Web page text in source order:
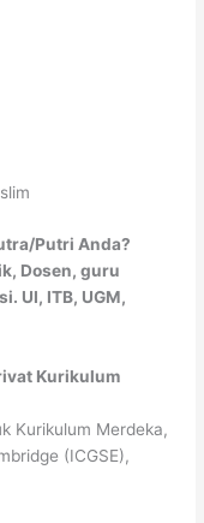
Putri Anda?
Dosen, guru
UI, ITB, UGM,
Kurikulum
Kurikulum Merdeka,
(ICGSE),